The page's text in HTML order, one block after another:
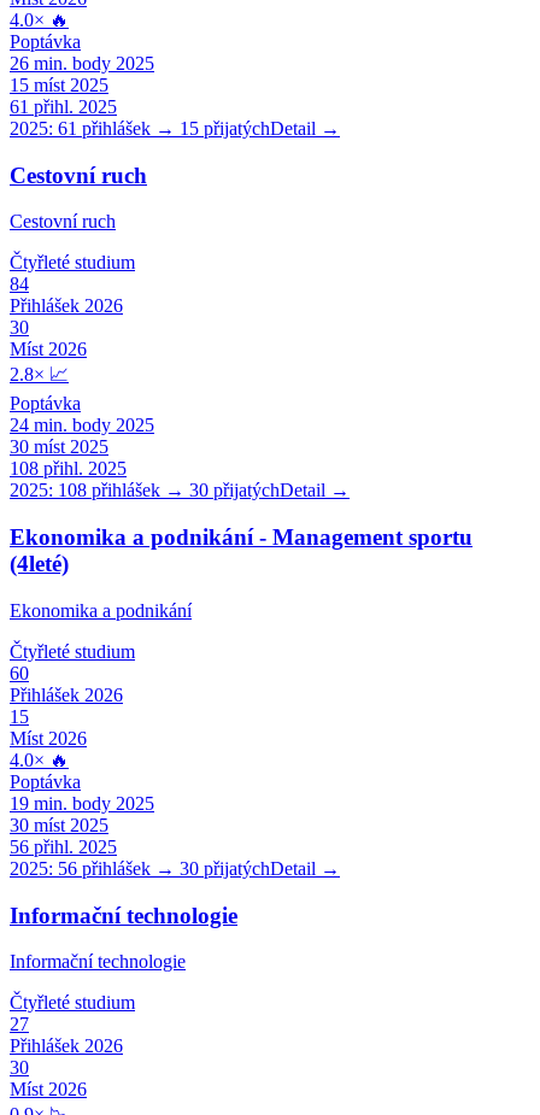
4.0× 🔥
Poptávka
26 min. body 2025
15 míst 2025
61 přihl. 2025
2025: 61 přihlášek → 15 přijatýchDetail →
Cestovní ruch
Cestovní ruch
Čtyřleté studium
84
Přihlášek 2026
30
Míst 2026
2.8× 📈
Poptávka
24 min. body 2025
30 míst 2025
108 přihl. 2025
2025: 108 přihlášek → 30 přijatýchDetail →
Ekonomika a podnikání - Management sportu
(4leté)
Ekonomika a podnikání
Čtyřleté studium
60
Přihlášek 2026
15
Míst 2026
4.0× 🔥
Poptávka
19 min. body 2025
30 míst 2025
56 přihl. 2025
2025: 56 přihlášek → 30 přijatýchDetail →
Informační technologie
Informační technologie
Čtyřleté studium
27
Přihlášek 2026
30
Míst 2026